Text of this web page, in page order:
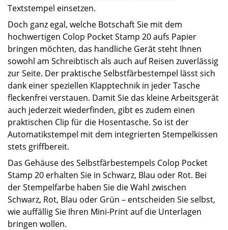
Textstempel einsetzen.
Doch ganz egal, welche Botschaft Sie mit dem
hochwertigen Colop Pocket Stamp 20 aufs Papier
bringen möchten, das handliche Gerät steht Ihnen
sowohl am Schreibtisch als auch auf Reisen zuverlässig
zur Seite. Der praktische Selbstfärbestempel lässt sich
dank einer speziellen Klapptechnik in jeder Tasche
fleckenfrei verstauen. Damit Sie das kleine Arbeitsgerät
auch jederzeit wiederfinden, gibt es zudem einen
praktischen Clip für die Hosentasche. So ist der
Automatikstempel mit dem integrierten Stempelkissen
stets griffbereit.
Das Gehäuse des Selbstfärbestempels Colop Pocket
Stamp 20 erhalten Sie in Schwarz, Blau oder Rot. Bei
der Stempelfarbe haben Sie die Wahl zwischen
Schwarz, Rot, Blau oder Grün – entscheiden Sie selbst,
wie auffällig Sie Ihren Mini-Print auf die Unterlagen
bringen wollen.